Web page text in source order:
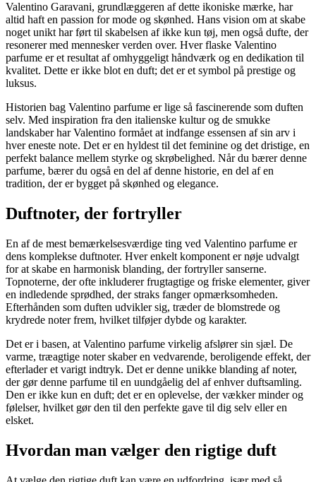
Valentino Garavani, grundlæggeren af dette ikoniske mærke, har
altid haft en passion for mode og skønhed. Hans vision om at skabe
noget unikt har ført til skabelsen af ikke kun tøj, men også dufte, der
resonerer med mennesker verden over. Hver flaske Valentino
parfume er et resultat af omhyggeligt håndværk og en dedikation til
kvalitet. Dette er ikke blot en duft; det er et symbol på prestige og
luksus.
Historien bag Valentino parfume er lige så fascinerende som duften
selv. Med inspiration fra den italienske kultur og de smukke
landskaber har Valentino formået at indfange essensen af sin arv i
hver eneste note. Det er en hyldest til det feminine og det dristige, en
perfekt balance mellem styrke og skrøbelighed. Når du bærer denne
parfume, bærer du også en del af denne historie, en del af en
tradition, der er bygget på skønhed og elegance.
Duftnoter, der fortryller
En af de mest bemærkelsesværdige ting ved Valentino parfume er
dens komplekse duftnoter. Hver enkelt komponent er nøje udvalgt
for at skabe en harmonisk blanding, der fortryller sanserne.
Topnoterne, der ofte inkluderer frugtagtige og friske elementer, giver
en indledende sprødhed, der straks fanger opmærksomheden.
Efterhånden som duften udvikler sig, træder de blomstrede og
krydrede noter frem, hvilket tilføjer dybde og karakter.
Det er i basen, at Valentino parfume virkelig afslører sin sjæl. De
varme, træagtige noter skaber en vedvarende, beroligende effekt, der
efterlader et varigt indtryk. Det er denne unikke blanding af noter,
der gør denne parfume til en uundgåelig del af enhver duftsamling.
Den er ikke kun en duft; det er en oplevelse, der vækker minder og
følelser, hvilket gør den til den perfekte gave til dig selv eller en
elsket.
Hvordan man vælger den rigtige duft